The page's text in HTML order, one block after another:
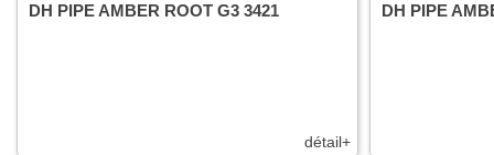
détail+
DH PIPE AMBER ROOT G3 3421 DH PIPE